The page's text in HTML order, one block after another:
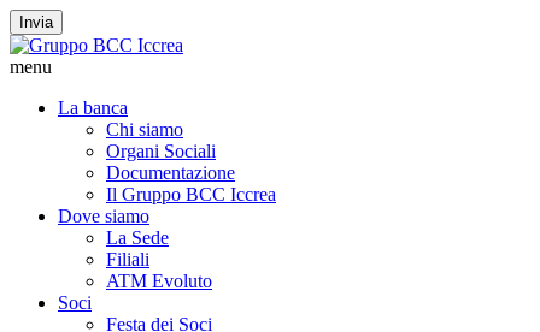
Invia
menu
La banca
Chi siamo
Organi Sociali
Documentazione
Il Gruppo BCC Iccrea
Dove siamo
La Sede
Filiali
ATM Evoluto
Soci
Festa dei Soci